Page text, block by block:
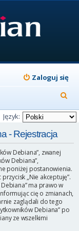
Zaloguj się
z
u
j
Język:
- Rejestracja
Debiana”, zwanej
Debiana”,
poniżej postanowienia.
„Nie akceptuję”.
ma prawo w
cię o zmianach,
zaglądali do tego
Debiana” po
ze wszelkimi